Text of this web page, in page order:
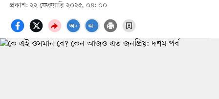
প্রকাশ: ২২ ফেব্রুয়ারি ২০২৫, ০৪: ০০